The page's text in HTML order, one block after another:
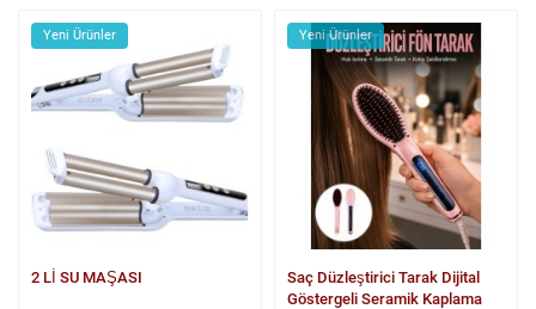
Yeni Ürünler
2 Lİ SU MAŞASI
Yeni Ürünler
Saç Düzleştirici Tarak Dijital
Göstergeli Seramik Kaplama